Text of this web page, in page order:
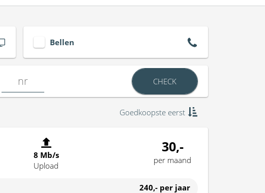
Bellen
CHECK
Goedkoopste eerst
8 Mb/s
Upload
30,-
per maand
240,- per jaar